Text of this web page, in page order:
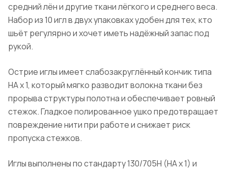
средний лён и другие ткани лёгкого и среднего веса.
Набор из 10 игл в двух упаковках удобен для тех, кто
шьёт регулярно и хочет иметь надёжный запас под
рукой.
Острие иглы имеет слабозакруглённый кончик типа
HA x 1, который мягко разводит волокна ткани без
прорыва структуры полотна и обеспечивает ровный
стежок. Гладкое полированное ушко предотвращает
повреждение нити при работе и снижает риск
пропуска стежков.
Иглы выполнены по стандарту 130/705H (HA x 1) и